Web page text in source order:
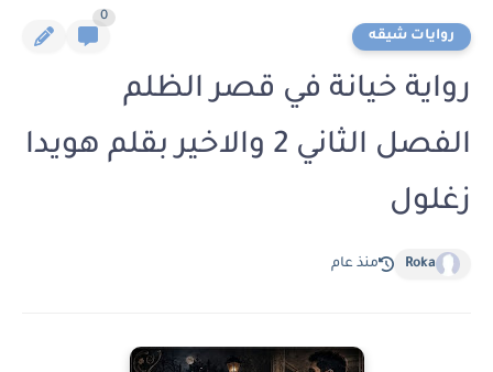
روايات شيقه
0
رواية خيانة في قصر الظلم
الفصل الثاني 2 والاخير بقلم هويدا
زغلول
Roka منذ عام